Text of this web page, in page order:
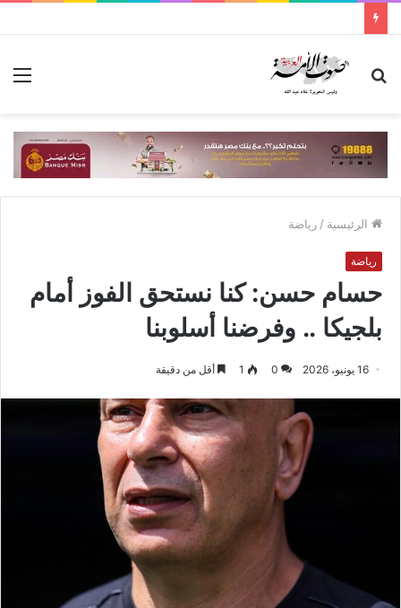
بحث
الرئيسية / رياضة
رياضة
حسام حسن: كنا نستحق الفوز أمام
بلجيكا .. وفرضنا أسلوبنا
16 يونيو، 2026 0
1 أقل من دقيقة